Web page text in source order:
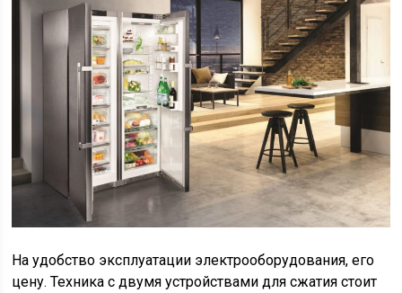
На удобство эксплуатации электрооборудования, его
цену. Техника с двумя устройствами для сжатия стоит